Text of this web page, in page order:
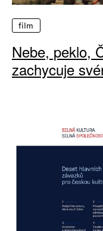
film
Nebe, peklo,
zachycuje